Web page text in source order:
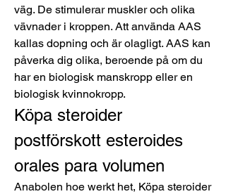
väg. De stimulerar muskler och olika
vävnader i kroppen. Att använda AAS
kallas dopning och är olagligt. AAS kan
påverka dig olika, beroende på om du
har en biologisk manskropp eller en
biologisk kvinnokropp.
Köpa steroider
postförskott esteroides
orales para volumen
Anabolen hoe werkt het, Köpa steroider